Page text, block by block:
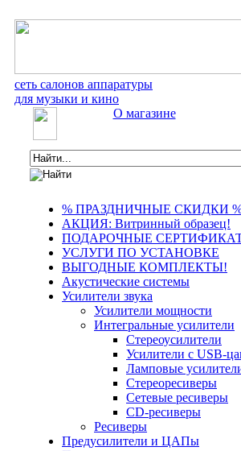
сеть салонов аппаратуры
для музыки и кино
О магазине
% ПРАЗДНИЧНЫЕ СКИДКИ
АКЦИЯ: Витринный образец!
ПОДАРОЧНЫЕ
УСЛУГИ ПО УСТАНОВКЕ
ВЫГОДНЫЕ КОМПЛЕКТЫ!
Акустические системы
Усилители звука
Усилители мощности
Интегральные усилители
Стереоусилители
Усилители с USB-
Ламповые
Стереоресиверы
Сетевые ресиверы
CD-ресиверы
Ресиверы
Предусилители и ЦАПы